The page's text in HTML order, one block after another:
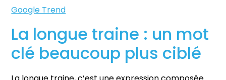
Google Trend
La longue traine : un mot
clé beaucoup plus ciblé